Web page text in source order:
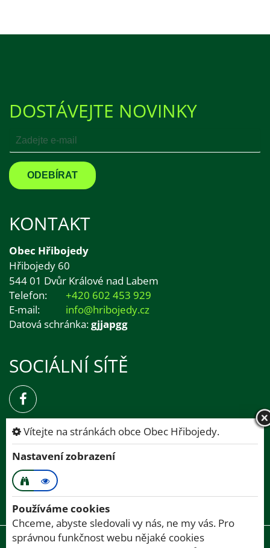
Vítejte na stránkách obce Obec Hřibojedy.
Nastavení zobrazení
Používáme cookies
Chceme, abyste sledovali vy nás, ne my vás. Pro
správnou funkčnost webu nějaké cookies
DOSTÁVEJTE NOVINKY
KONTAKT
Obec Hřibojedy
Hřibojedy 60
544 01 Dvůr Králové nad Labem
Telefon:
+420 602 453 929
E-mail:
info@hribojedy.cz
Datová schránka:gjjapgg
SOCIÁLNÍ SÍTĚ
ÚŘEDNÍ HODINY
po 9:00 - 13:30 a
út
9:00 - 13:00
st
9:00 - 13:30
čt
9:00 - 13:00